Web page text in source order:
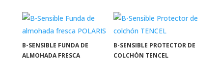
B-SENSIBLE FUNDA DE
ALMOHADA FRESCA
B-SENSIBLE PROTECTOR DE
COLCHÓN TENCEL